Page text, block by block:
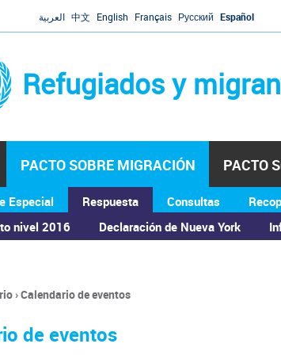
العربية 中文 English Français Русский Español
Refugiados y
PACTO SOBRE MIGRACIÓN
Especial
Respuesta
nivel 2016
Declaración de Nueva York
Consultas
PACTO
›Calendario de eventos
de eventos